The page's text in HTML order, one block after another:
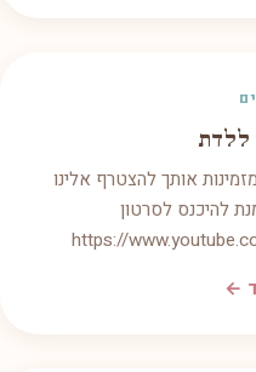
ללדת
אותך להצטרף אלינו
להיכנס לסרטון
https://
←